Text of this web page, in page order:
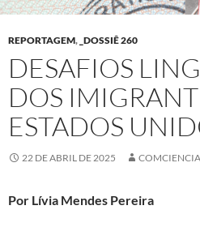
REPORTAGEM, _DOSSIÊ 260
DESAFIOS
DOS
ESTADOS
22 DE ABRIL DE 2025 COMCIENCIA
Por Lívia Mendes Pereira